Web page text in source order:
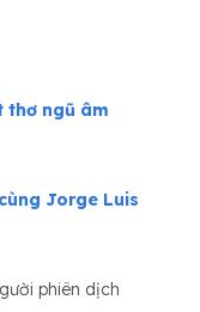
thơ ngũ âm
Jorge Luis
phiên dịch